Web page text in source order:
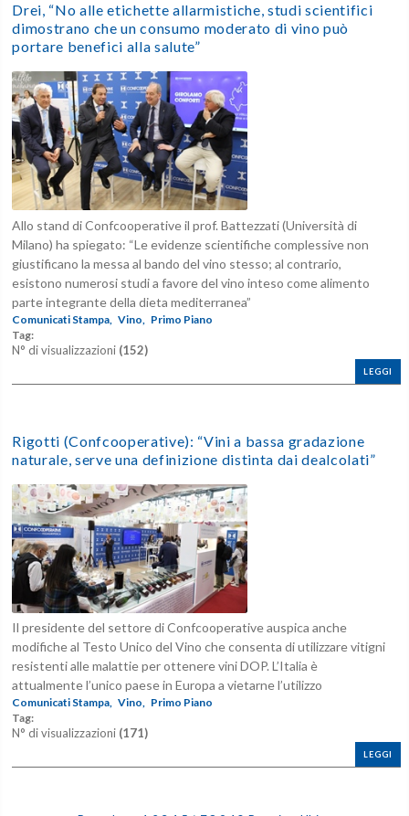
Drei, “No alle etichette allarmistiche, studi scientifici
dimostrano che un consumo moderato di vino può
portare benefici alla salute”
Allo stand di Confcooperative il prof. Battezzati (Università di
Milano) ha spiegato: “Le evidenze scientifiche complessive non
giustificano la messa al bando del vino stesso; al contrario,
esistono numerosi studi a favore del vino inteso come alimento
parte integrante della dieta mediterranea”
Comunicati Stampa, Vino,
Primo Piano
Tag:
N° di visualizzazioni (152)
LEGGI
Rigotti (Confcooperative): “Vini a bassa gradazione
naturale, serve una definizione distinta dai dealcolati”
Il presidente del settore di Confcooperative auspica anche
modifiche al Testo Unico del Vino che consenta di utilizzare vitigni
resistenti alle malattie per ottenere vini DOP. L’Italia è
attualmente l’unico paese in Europa a vietarne l’utilizzo
Comunicati Stampa, Vino,
Primo Piano
Tag:
N° di visualizzazioni (171)
LEGGI